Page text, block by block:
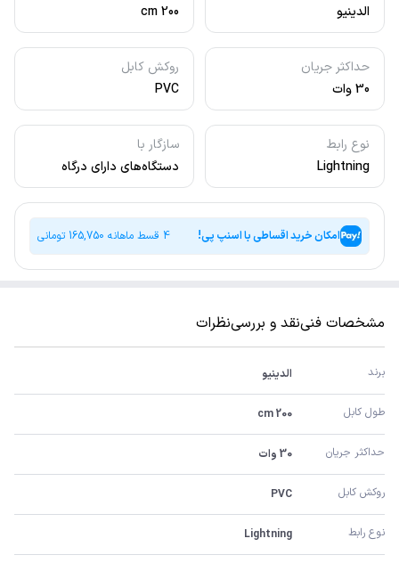
الدینیو
200 cm
حداکثر جریان
30 وات
روکش کابل
PVC
نوع رابط
Lightning
سازگار با
دستگاه‌های دارای درگاه
لایتنینگ
امکان خرید اقساطی با اسنپ پی! 4 قسط ماهانه 165,750 تومانی
مشخصات فنینقد و بررسینظرات
برند الدینیو
طول کابل 200 cm
حداکثر جریان 30 وات
روکش کابل PVC
نوع رابط Lightning